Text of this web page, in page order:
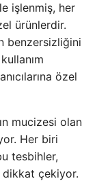
işlenmiş, her
ürünlerdir.
benzersizliğini
özel
mucizesi olan
Her biri
tesbihler,
çekiyor.